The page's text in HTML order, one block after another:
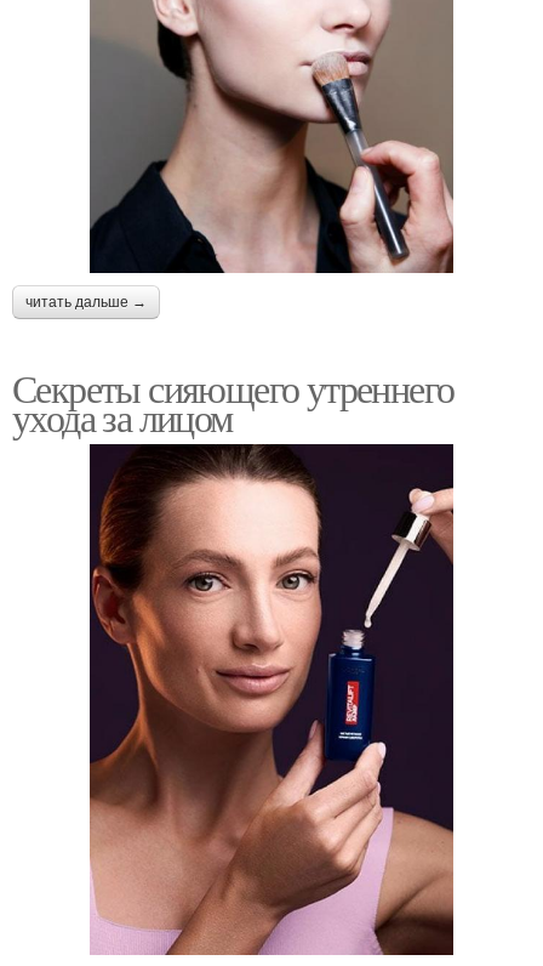
читать дальше →
Секреты сияющего утреннего
ухода за лицом